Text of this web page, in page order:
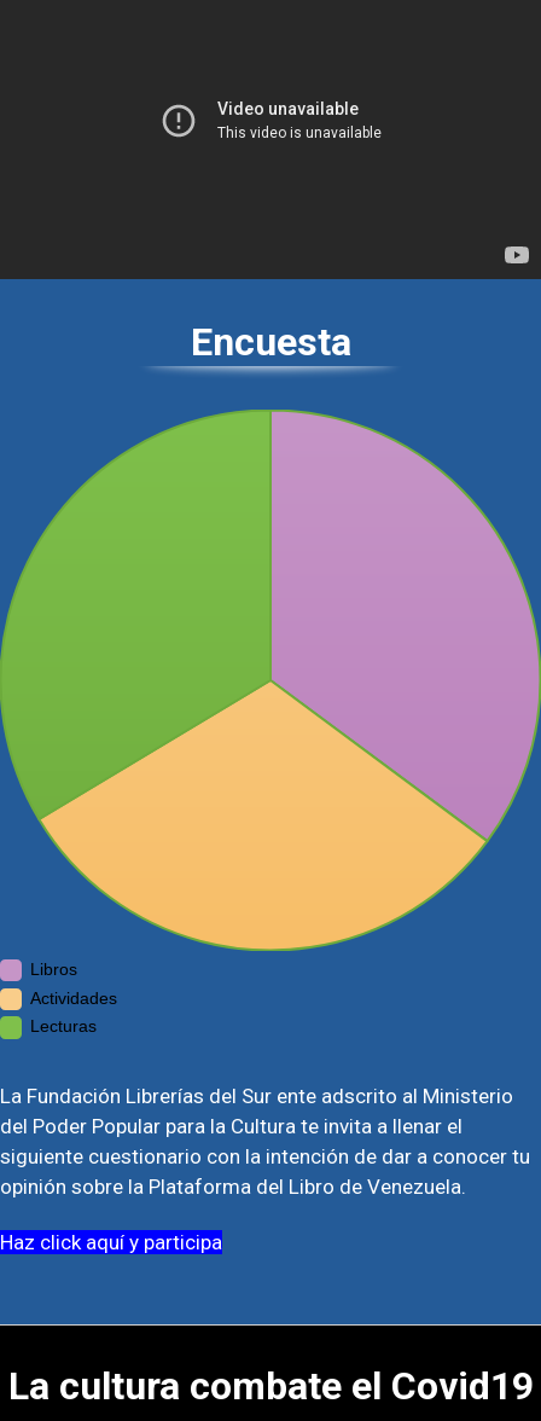
Encuesta
Libros
Actividades
Lecturas
La Fundación Librerías del Sur ente adscrito al Ministerio
del Poder Popular para la Cultura te invita a llenar el
siguiente cuestionario con la intención de dar a conocer tu
opinión sobre la Plataforma del Libro de Venezuela.
Haz click aquí y participa
La cultura combate el Covid19